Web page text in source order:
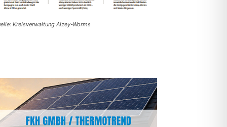
Kreisverwaltung Alzey-Worms